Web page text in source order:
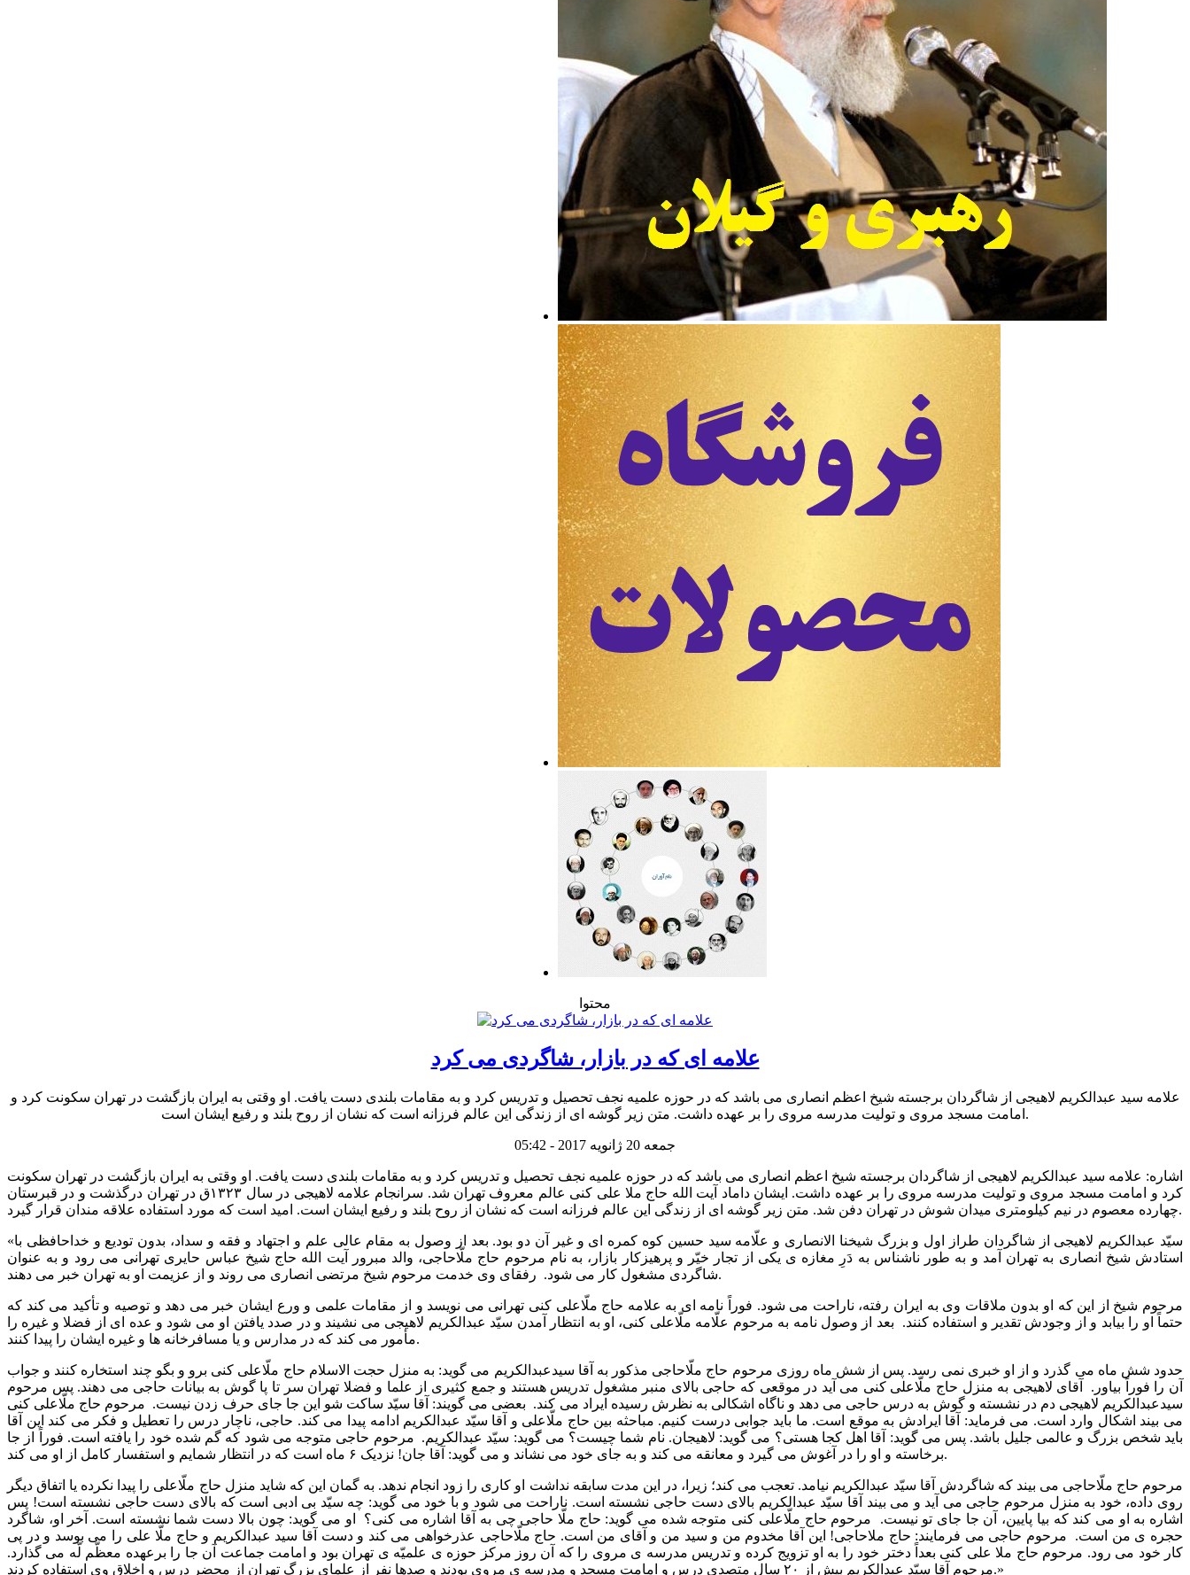
محتوا
علامه ای که در بازار، شاگردی می کرد
علامه سید عبدالکریم لاهیجی از شاگردان برجسته شیخ اعظم انصاری می باشد که در حوزه علمیه نجف تحصیل و تدریس کرد و به مقامات بلندی دست یافت. او وقتی به ایران بازگشت در تهران سکونت کرد و
امامت مسجد مروی و تولیت مدرسه مروی را بر عهده داشت. متن زیر گوشه ای از زندگی این عالم فرزانه است که نشان از روح بلند و رفیع ایشان است.
جمعه 20 ژانویه 2017 - 05:42
اشاره: علامه سید عبدالکریم لاهیجی از شاگردان برجسته شیخ اعظم انصاری می باشد که در حوزه علمیه نجف تحصیل و تدریس کرد و به مقامات بلندی دست یافت. او وقتی به ایران بازگشت در تهران سکونت
کرد و امامت مسجد مروی و تولیت مدرسه مروی را بر عهده داشت. ایشان داماد آیت الله حاج ملا علی کنی عالم معروف تهران شد. سرانجام علامه لاهیجی در سال ۱۳۲۳ق در تهران درگذشت و در قبرستان
چهارده معصوم در نیم کیلومتری میدان شوش در تهران دفن شد. متن زیر گوشه ای از زندگی این عالم فرزانه است که نشان از روح بلند و رفیع ایشان است. امید است که مورد استفاده علاقه مندان قرار گیرد.
«سیّد عبدالکریم لاهیجی از شاگردان طراز اول و بزرگ شیخنا الانصاری و علّامه سید حسین کوه کمره ای و غیر آن دو بود. بعد از وصول به مقام عالی علم و اجتهاد و فقه و سداد، بدون تودیع و خداحافظی با
استادش شیخ انصاری به تهران آمد و به طور ناشناس به دَرِ مغازه ی یکی از تجار خیّر و پرهیزکار بازار، به نام مرحوم حاج ملّاحاجی، والد مبرور آیت الله حاج شیخ عباس حایری تهرانی می رود و به عنوان
شاگردی مشغول کار می شود. رفقای وی خدمت مرحوم شیخ مرتضی انصاری می روند و از عزیمت او به تهران خبر می دهند.
مرحوم شیخ از این که او بدون ملاقات وی به ایران رفته، ناراحت می شود. فوراً نامه ای به علامه حاج ملّاعلی کنی تهرانی می نویسد و از مقامات علمی و ورع ایشان خبر می دهد و توصیه و تأکید می کند که
حتماً او را بیابد و از وجودش تقدیر و استفاده کنند. بعد از وصول نامه به مرحوم علّامه ملّاعلی کنی، او به انتظار آمدن سیّد عبدالکریم لاهیجی می نشیند و در صدد یافتن او می شود و عده ای از فضلا و غیره را
مأمور می کند که در مدارس و یا مسافرخانه ها و غیره ایشان را پیدا کنند.
حدود شش ماه می گذرد و از او خبری نمی رسد. پس از شش ماه روزی مرحوم حاج ملّاحاجی مذکور به آقا سیدعبدالکریم می گوید: به منزل حجت الاسلام حاج ملّاعلی کنی برو و بگو چند استخاره کنند و جواب
آن را فوراً بیاور. آقای لاهیجی به منزل حاج ملّاعلی کنی می آید در موقعی که حاجی بالای منبر مشغول تدریس هستند و جمع کثیری از علما و فضلا تهران سر تا پا گوش به بیانات حاجی می دهند. پس مرحوم
سیدعبدالکریم لاهیجی دم در نشسته و گوش به درس حاجی می دهد و ناگاه اشکالی به نظرش رسیده ایراد می کند. بعضی می گویند: آقا سیّد ساکت شو این جا جای حرف زدن نیست. مرحوم حاج ملّاعلی کنی
می بیند اشکال وارد است. می فرماید: آقا ایرادش به موقع است. ما باید جوابی درست کنیم. مباحثه بین حاج ملّاعلی و آقا سیّد عبدالکریم ادامه پیدا می کند. حاجی، ناچار درس را تعطیل و فکر می کند این آقا
باید شخص بزرگ و عالمی جلیل باشد. پس می گوید: آقا اهل کجا هستی؟ می گوید: لاهیجان. نام شما چیست؟ می گوید: سیّد عبدالکریم. مرحوم حاجی متوجه می شود که گم شده خود را یافته است. فوراً از جا
برخاسته و او را در آغوش می گیرد و معانقه می کند و به جای خود می نشاند و می گوید: آقا جان! نزدیک ۶ ماه است که در انتظار شمایم و استفسار کامل از او می کند.
مرحوم حاج ملّاحاجی می بیند که شاگردش آقا سیّد عبدالکریم نیامد. تعجب می کند؛ زیرا، در این مدت سابقه نداشت او کاری را زود انجام ندهد. به گمان این که شاید منزل حاج ملّاعلی را پیدا نکرده یا اتفاق دیگر
روی داده، خود به منزل مرحوم حاجی می آید و می بیند آقا سیّد عبدالکریم بالای دست حاجی نشسته است. ناراحت می شود و با خود می گوید: چه سیّد بی ادبی است که بالای دست حاجی نشسته است! پس
اشاره به او می کند که بیا پایین، آن جا جای تو نیست. مرحوم حاج ملّاعلی کنی متوجه شده می گوید: حاج ملّا حاجی چی به آقا اشاره می کنی؟ او می گوید: چون بالا دست شما نشسته است. آخر او، شاگرد
حجره ی من است. مرحوم حاجی می فرمایند: حاج ملاحاجی! این آقا مخدوم من و سید من و آقای من است. حاج ملّاحاجی عذرخواهی می کند و دست آقا سید عبدالکریم و حاج ملّا علی را می بوسد و در پی
کار خود می رود. مرحوم حاج ملا علی کنی بعداً دختر خود را به او تزویج کرده و تدریس مدرسه ی مروی را که آن روز مرکز حوزه ی علمیّه ی تهران بود و امامت جماعت آن جا را برعهده معظّم لّه می گذارد.
مرحوم آقا سیّد عبدالکریم بیش از ۲۰ سال متصدی درس و امامت مسجد و مدرسه ی مروی بودند و صدها نفر از علمای بزرگ تهران از محضر درس و اخلاق وی استفاده کردند.»